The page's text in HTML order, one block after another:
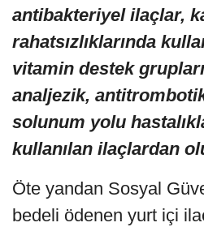
antibakteriyel ilaçlar,
rahatsızlıklarında
vitamin destek
analjezik,
solunum yolu
kullanılan ilaçlardan
Öte yandan Sosyal
bedeli ödenen yurt içi